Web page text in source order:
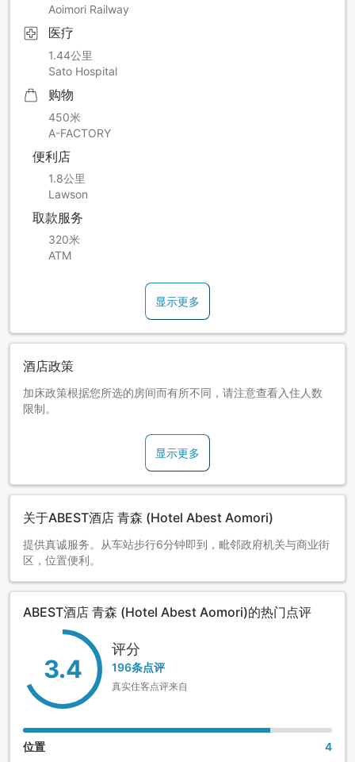
Aoimori Railway
医疗
1.44公里
Sato Hospital
购物
450米
A-FACTORY
便利店
1.8公里
Lawson
取款服务
320米
ATM
显示更多
酒店政策
加床政策根据您所选的房间而有所不同，请注意查看入住人数
限制。
显示更多
关于ABEST酒店 青森 (Hotel Abest Aomori)
提供真诚服务。从车站步行6分钟即到，毗邻政府机关与商业街
区，位置便利。
ABEST酒店 青森 (Hotel Abest Aomori)的热门点评
3.4
评分
196条点评
真实住客点评来自
位置 4